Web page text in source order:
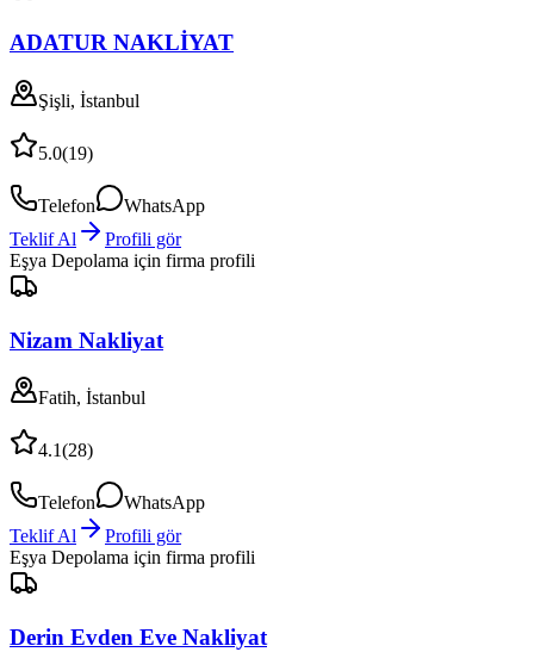
ADATUR NAKLİYAT
Şişli, İstanbul
5.0(19)
Telefon
WhatsApp
Teklif Al
Profili gör
Eşya Depolama için firma profili
Nizam Nakliyat
Fatih, İstanbul
4.1(28)
Telefon
WhatsApp
Teklif Al
Profili gör
Eşya Depolama için firma profili
Derin Evden Eve Nakliyat